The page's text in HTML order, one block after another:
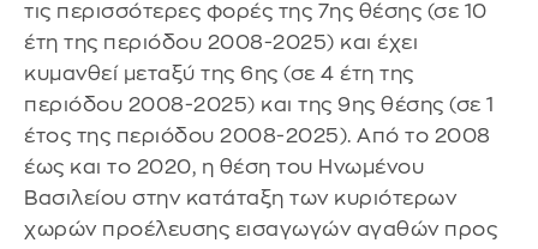
τις περισσότερες φορές της 7ης θέσης (σε 10
έτη της περιόδου 2008-2025) και έχει
κυμανθεί μεταξύ της 6ης (σε 4 έτη της
περιόδου 2008-2025) και της 9ης θέσης (σε 1
έτος της περιόδου 2008-2025). Από το 2008
έως και το 2020, η θέση του Ηνωμένου
Βασιλείου στην κατάταξη των κυριότερων
χωρών προέλευσης εισαγωγών αγαθών προς